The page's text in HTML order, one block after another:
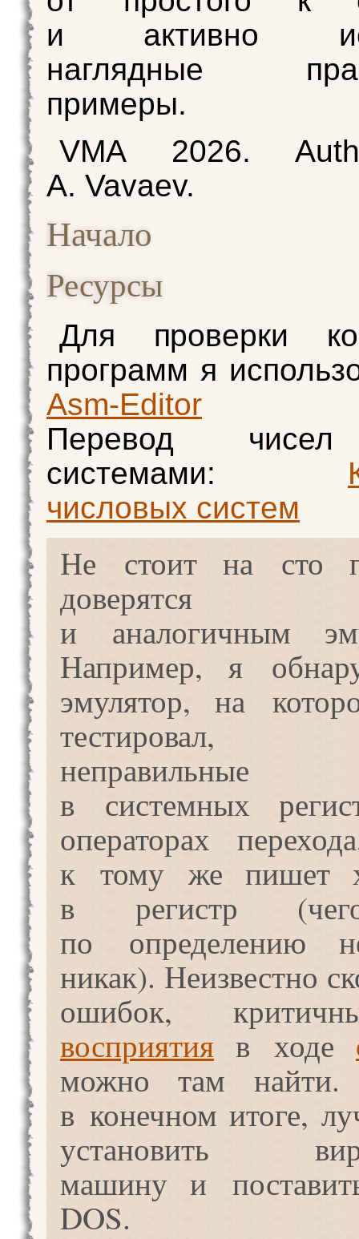
и активно
наглядные
примеры.
VMA 2026.
A. Vavaev.
Начало
Ресурсы
Для проверки
программ я
Asm-Editor
Перевод
системами:
числовых систем
Не стоит на сто
доверятся
и аналогичным
Например, я
эмулятор, на
тестировал,
в системных
операторах
к тому же пишет
в регистр
по определению
никак). Неизвестно
ошибок,
восприятия в ходе
можно там
в конечном итоге,
установить
машину и
DOS.